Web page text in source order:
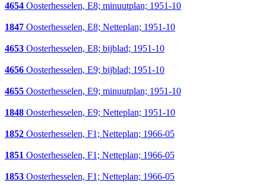
4654 Oosterhesselen, E8; minuutplan; 1951-10
1847 Oosterhesselen, E8; Netteplan; 1951-10
4653 Oosterhesselen, E8; bijblad; 1951-10
4656 Oosterhesselen, E9; bijblad; 1951-10
4655 Oosterhesselen, E9; minuutplan; 1951-10
1848 Oosterhesselen, E9; Netteplan; 1951-10
1852 Oosterhesselen, F1; Netteplan; 1966-05
1851 Oosterhesselen, F1; Netteplan; 1966-05
1853 Oosterhesselen, F1; Netteplan; 1966-05